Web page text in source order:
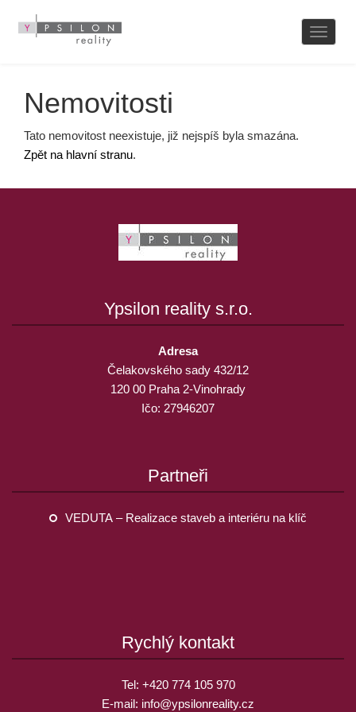
Nemovitosti
Tato nemovitost neexistuje, již nejspíš byla smazána.
Zpět na hlavní stranu.
Ypsilon reality s.r.o.
Adresa
Čelakovského sady 432/12
120 00 Praha 2-Vinohrady
Ičo: 27946207
Partneři
VEDUTA – Realizace staveb a interiéru na klíč
Rychlý kontakt
Tel: +420 774 105 970
E-mail: info@ypsilonreality.cz